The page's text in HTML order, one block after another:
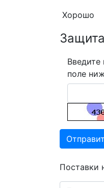
Хорошо
поле
Поставки